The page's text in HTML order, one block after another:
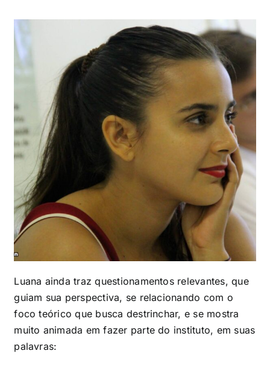
Luana ainda traz questionamentos relevantes, que
guiam sua perspectiva, se relacionando com o
foco teórico que busca destrinchar, e se mostra
muito animada em fazer parte do instituto, em suas
palavras: